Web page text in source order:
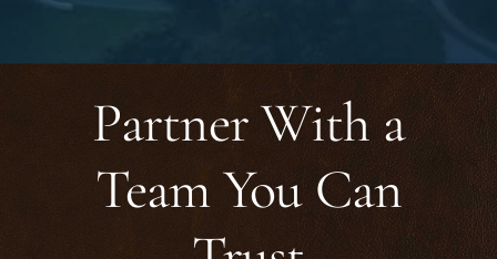
for the support I received and would highly
reliable and compassionate legal assistance.
Partner With a
Team You Can